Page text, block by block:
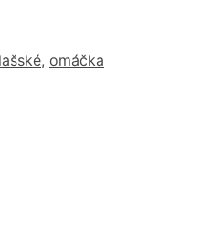
, omáčka